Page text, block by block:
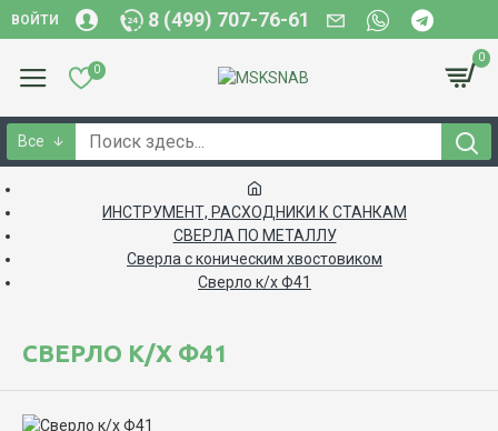
ВОЙТИ 8 (499) 707-76-61
0
0
Все
ИНСТРУМЕНТ, РАСХОДНИКИ К СТАНКАМ
СВЕРЛА ПО МЕТАЛЛУ
Сверла с коническим хвостовиком
Сверло к/х Ф41
СВЕРЛО К/Х Ф41